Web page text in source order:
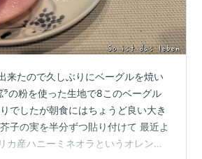
来たので久しぶりにベーグルを焼い
の粉を使った生地で8このベーグル
でしたが朝食にはちょうど良い大き
子の実を半分ずつ貼り付けて 最近よ
カ産ハニーミネオラというオレンジ